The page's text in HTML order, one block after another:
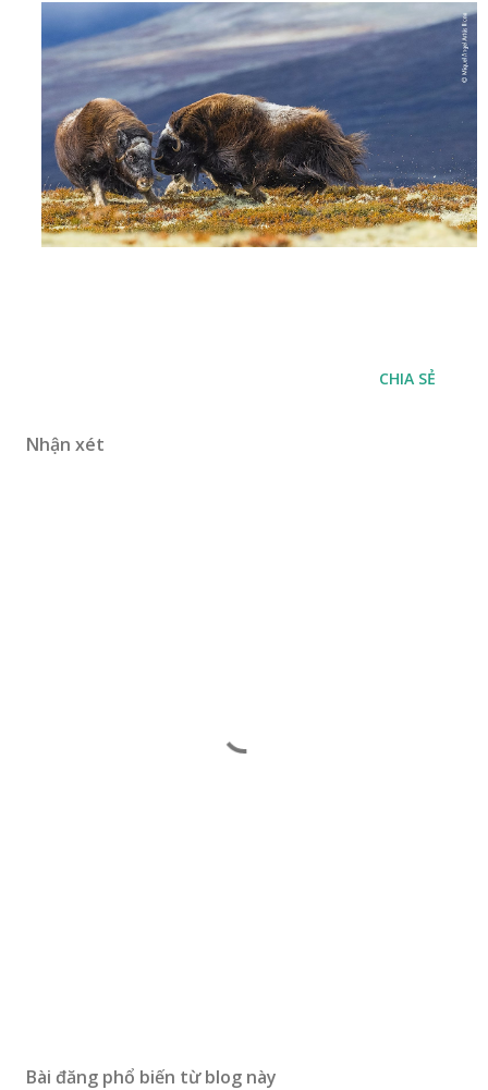
CHIA SẺ
Nhận xét
Bài đăng phổ biến từ blog này